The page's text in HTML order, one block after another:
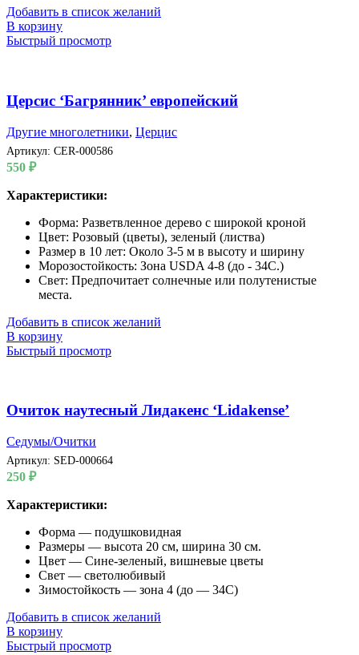
Добавить в список желаний
В корзину
Быстрый просмотр
Церсис ‘Багрянник’ европейский
Другие многолетники, Церцис
Артикул: CER-000586
550 ₽
Характеристики:
Форма: Разветвленное дерево с широкой кроной
Цвет: Розовый (цветы), зеленый (листва)
Размер в 10 лет: Около 3-5 м в высоту и ширину
Морозостойкость: Зона USDA 4-8 (до - 34С.)
Свет: Предпочитает солнечные или полутенистые
места.
Добавить в список желаний
В корзину
Быстрый просмотр
Очиток наутесный Лидакенс ‘Lidakense’
Седумы/Очитки
Артикул: SED-000664
250 ₽
Характеристики:
Форма — подушковидная
Размеры — высота 20 см, ширина 30 см.
Цвет — Сине-зеленый, вишневые цветы
Свет — светолюбивый
Зимостойкость — зона 4 (до — 34С)
Добавить в список желаний
В корзину
Быстрый просмотр